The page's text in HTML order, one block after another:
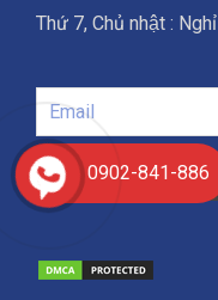
Thứ 7, Chủ nhật : Nghỉ
0902-841-886